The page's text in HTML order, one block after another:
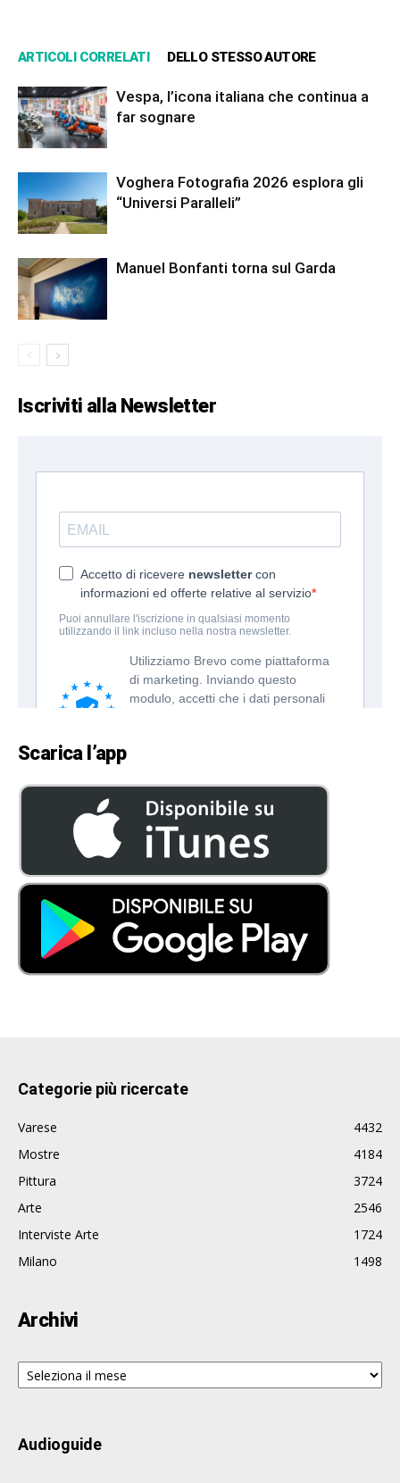
ARTICOLI CORRELATI DELLO STESSO AUTORE
Vespa, l’icona italiana che continua a
far sognare
Voghera Fotografia 2026 esplora gli
“Universi Paralleli”
Manuel Bonfanti torna sul Garda
Iscriviti alla Newsletter
Scarica l’app
Categorie più ricercate
Varese
4432
Mostre
4184
Pittura
3724
Arte
2546
Interviste Arte
1724
Milano
1498
Archivi
Archivi
Audioguide